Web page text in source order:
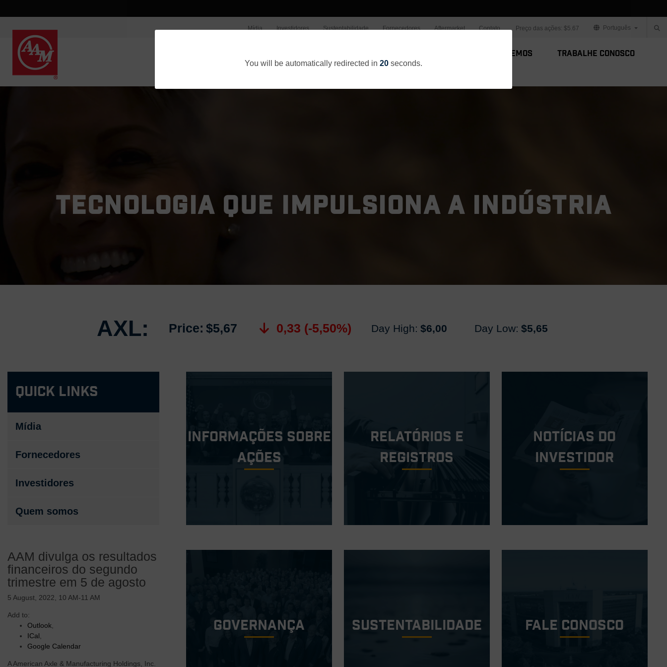
You will be automatically redirected in 20 seconds.
Mídia Investidores Sustentabilidade Fornecedores Aftermarket Contato Preço das ações: $5.67 Português
Como Fazemos Trabalhe Conosco
TECNOLOGIA QUE IMPULSIONA A INDÚSTRIA
AXL: Price: $5,67 0,33 (-5,50%) Day High: $6,00 Day Low: $5,65
Quick Links
Mídia
Fornecedores
Investidores
Quem somos
AAM divulga os resultados
financeiros do segundo
trimestre em 5 de agosto
5 August, 2022, 10 AM-11 AM
Add to:
Outlook
ICal
Google Calendar
A American Axle & Manufacturing Holdings, Inc.
Informações sobre
ações
Relatórios e
Registros
Notícias do
investidor
Governança Sustentabilidade Fale conosco